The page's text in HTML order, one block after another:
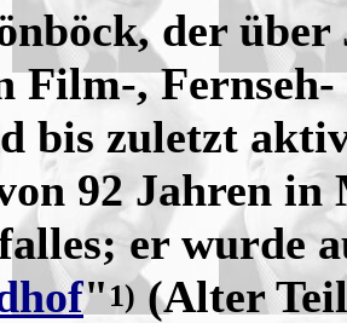
der über
Film-,
bis zuletzt
92 Jahren in
er wurde
"1) (Alter